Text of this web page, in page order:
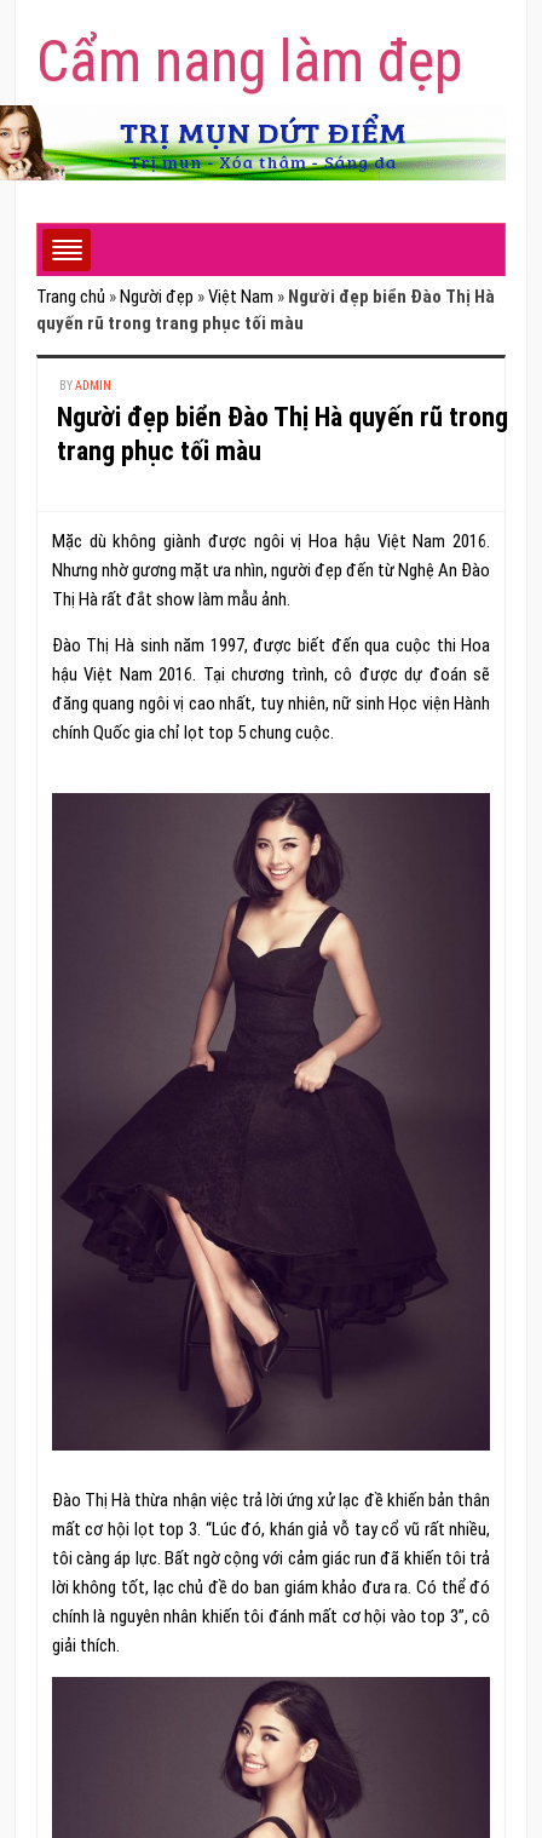
Cẩm nang làm đẹp
Trang chủ » Người đẹp »Việt Nam » Người đẹp biển Đào Thị Hà
quyến rũ trong trang phục tối màu
BYADMIN
Người đẹp biển Đào Thị Hà quyến rũ trong
trang phục tối màu
Mặc dù không giành được ngôi vị Hoa hậu Việt Nam 2016.
Nhưng nhờ gương mặt ưa nhìn, người đẹp đến từ Nghệ An Đào
Thị Hà rất đắt show làm mẫu ảnh.
Đào Thị Hà sinh năm 1997, được biết đến qua cuộc thi Hoa
hậu Việt Nam 2016. Tại chương trình, cô được dự đoán sẽ
đăng quang ngôi vị cao nhất, tuy nhiên, nữ sinh Học viện Hành
chính Quốc gia chỉ lọt top 5 chung cuộc.
Đào Thị Hà thừa nhận việc trả lời ứng xử lạc đề khiến bản thân
mất cơ hội lọt top 3. “Lúc đó, khán giả vỗ tay cổ vũ rất nhiều,
tôi càng áp lực. Bất ngờ cộng với cảm giác run đã khiến tôi trả
lời không tốt, lạc chủ đề do ban giám khảo đưa ra. Có thể đó
chính là nguyên nhân khiến tôi đánh mất cơ hội vào top 3”, cô
giải thích.